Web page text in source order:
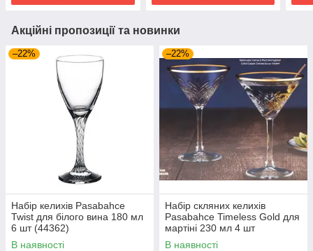
Акційні пропозиції та новинки
–22%
Набір келихів Pasabahce
Twist для білого вина 180 мл
6 шт (44362)
В наявності
–22%
Набір скляних келихів
Pasabahce Timeless Gold для
мартіні 230 мл 4 шт
(440176G)
В наявності